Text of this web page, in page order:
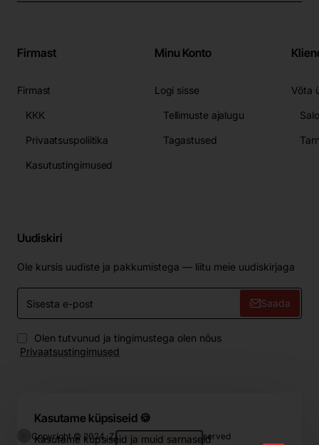
Kasutame küpsiseid 🍪
Kasutame küpsiseid ja muid sarnaseid
Firmast
Firmast
ККК
Privaatsuspoliitika
Kasutustingimused
Minu Konto
Logi sisse
Tellimuste ajalugu
Tagastused
Võta
Uudiskiri
Ole kursis uudiste ja pakkumistega — liitu meie uudiskirjaga
Sisesta
e-
post
Saada
Olen tutvunud ja tingimustega olen nõus
Privaatsustingimused
Copyright © 2024, ZIP.Home, All Rights Reserved